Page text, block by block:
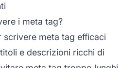
i meta tag?
scrivere meta tag efficaci
e descrizioni ricchi di